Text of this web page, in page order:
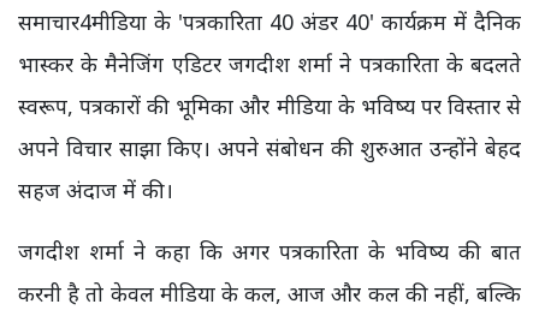
समाचार4मीडिया के 'पत्रकारिता 40 अंडर 40' कार्यक्रम में दैनिक
भास्कर के मैनेजिंग एडिटर जगदीश शर्मा ने पत्रकारिता के बदलते
स्वरूप, पत्रकारों की भूमिका और मीडिया के भविष्य पर विस्तार से
अपने विचार साझा किए। अपने संबोधन की शुरुआत उन्होंने बेहद
सहज अंदाज में की।
जगदीश शर्मा ने कहा कि अगर पत्रकारिता के भविष्य की बात
करनी है तो केवल मीडिया के कल, आज और कल की नहीं, बल्कि